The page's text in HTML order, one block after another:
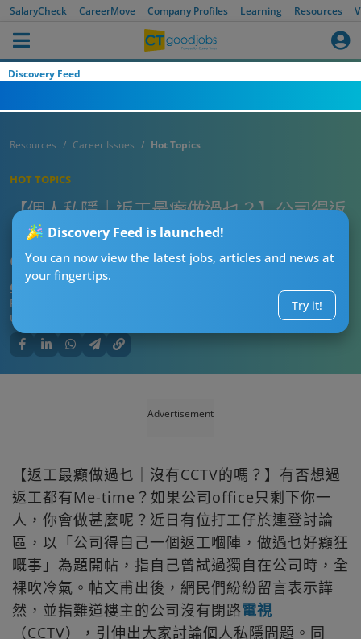
SalaryCheck CareerMove Company Profiles Learning Resources
Discovery Feed
Discovery Feed is launched!
You can now view the latest jobs, articles and news at
your fingertips.
Try it!
Resources Career Issues Hot Topics
HOT TOPICS
【個人私隱｜返工最癲做過乜？】公司得返
自己 打工仔自爆曾全裸吹冷氣 網民：冇
cam咩？
CTgoodjobs’ Editor
Published:
Updated:
Advertisement
【返工最癲做過乜｜沒有CCTV的嗎？】有否想過
返工都有Me-time？如果公司office只剩下你一
人，你會做甚麼呢？近日有位打工仔於連登討論
區，以「公司得自己一個返工嗰陣，做過乜好癲狂
嘅事」為題開帖，指自己曾試過獨自在公司時，全
裸吹冷氣。帖文甫出後，網民們紛紛留言表示譁
然，並指難道樓主的公司沒有閉路電視
（CCTV），引伸出大家討論個人私隱問題。同